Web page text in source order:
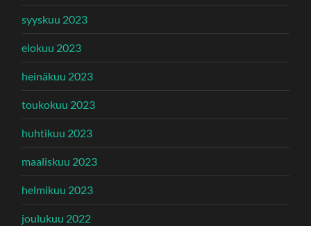
syyskuu 2023
elokuu 2023
heinäkuu 2023
toukokuu 2023
huhtikuu 2023
maaliskuu 2023
helmikuu 2023
joulukuu 2022